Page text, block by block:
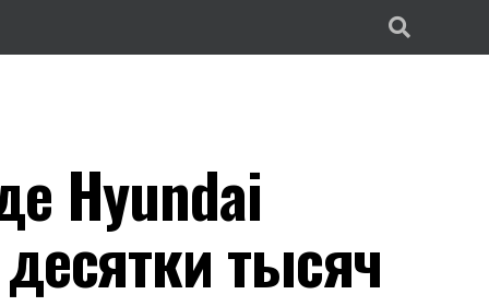
Hyundai
тысяч